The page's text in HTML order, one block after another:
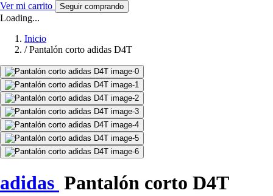
Ver mi carrito Seguir comprando
Loading...
Inicio
/ Pantalón corto adidas D4T
adidas Pantalón corto D4T